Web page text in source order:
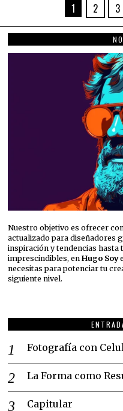
1 2 3
Nuestro objetivo es ofrecer
actualizado para diseñadores
inspiración y tendencias hasta
imprescindibles, enHugo Soy
necesitas para potenciar tu
siguiente nivel.
Fotografía con
La Forma como
Capitular